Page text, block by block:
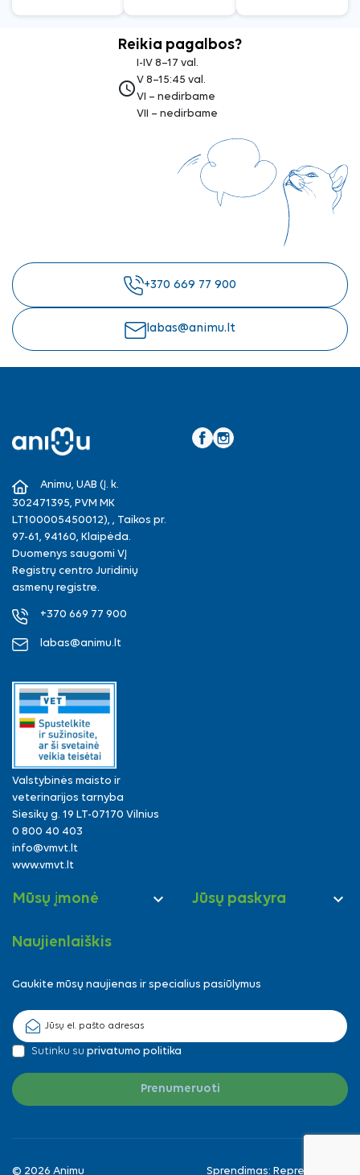
Reikia pagalbos?
access_time
I-IV 8–17 val.
V 8–15:45 val.
VI – nedirbame
VII – nedirbame
+370 669 77 900
labas@animu.lt
Animu, UAB (Į. k.
302471395, PVM MK
LT100005450012), , Taikos pr.
97-61, 94160, Klaipėda.
Duomenys saugomi VĮ
Registrų centro Juridinių
asmenų registre.
+370 669 77 900
labas@animu.lt
Valstybinės maisto ir
veterinarijos tarnyba
Siesikų g. 19 LT-07170 Vilnius
0 800 40 403
info@vmvt.lt
www.vmvt.lt
Mūsų įmonė  Jūsų paskyra 
Naujienlaiškis
Gaukite mūsų naujienas ir specialius pasiūlymus
Sutinku su privatumo politika
© 2026 Animu Sprendimas: Reprezentuok